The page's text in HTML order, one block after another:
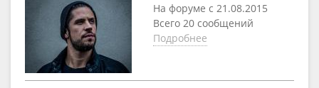
На форуме с 21.08.2015
Всего 20 сообщений
Подробнее